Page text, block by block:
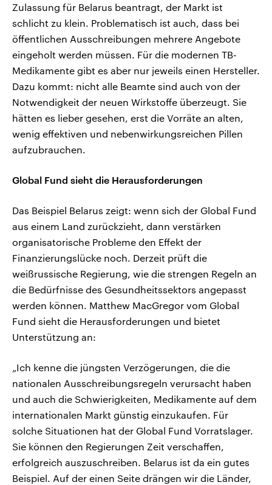
Zulassung für Belarus beantragt, der Markt ist
schlicht zu klein. Problematisch ist auch, dass bei
öffentlichen Ausschreibungen mehrere Angebote
eingeholt werden müssen. Für die modernen TB-
Medikamente gibt es aber nur jeweils einen Hersteller.
Dazu kommt: nicht alle Beamte sind auch von der
Notwendigkeit der neuen Wirkstoffe überzeugt. Sie
hätten es lieber gesehen, erst die Vorräte an alten,
wenig effektiven und nebenwirkungsreichen Pillen
aufzubrauchen.
Global Fund sieht die Herausforderungen
Das Beispiel Belarus zeigt: wenn sich der Global Fund
aus einem Land zurückzieht, dann verstärken
organisatorische Probleme den Effekt der
Finanzierungslücke noch. Derzeit prüft die
weißrussische Regierung, wie die strengen Regeln an
die Bedürfnisse des Gesundheitssektors angepasst
werden können. Matthew MacGregor vom Global
Fund sieht die Herausforderungen und bietet
Unterstützung an:
„Ich kenne die jüngsten Verzögerungen, die die
nationalen Ausschreibungsregeln verursacht haben
und auch die Schwierigkeiten, Medikamente auf dem
internationalen Markt günstig einzukaufen. Für
solche Situationen hat der Global Fund Vorratslager.
Sie können den Regierungen Zeit verschaffen,
erfolgreich auszuschreiben. Belarus ist da ein gutes
Beispiel. Auf der einen Seite drängen wir die Länder,